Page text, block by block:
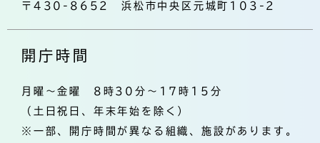
〒430-8652 浜松市中央区元城町103-2
開庁時間
月曜～金曜 8時30分～17時15分
（土日祝日、年末年始を除く）
※一部、開庁時間が異なる組織、施設があります。